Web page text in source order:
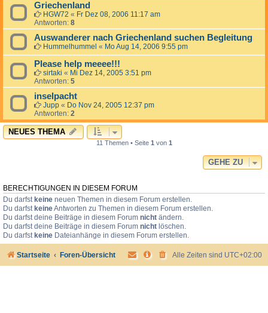
Griechenland
HGW72 « Fr Dez 08, 2006 11:17 am
Antworten: 8
Auswanderer nach Griechenland suchen Begleitung
Hummelhummel « Mo Aug 14, 2006 9:55 pm
Please help meeee!!!
sirtaki « Mi Dez 14, 2005 3:51 pm
Antworten: 5
inselpacht
Jupp « Do Nov 24, 2005 12:37 pm
Antworten: 2
NEUES THEMA
11 Themen • Seite 1 von 1
GEHE ZU
BERECHTIGUNGEN IN DIESEM FORUM
Du darfst keine neuen Themen in diesem Forum erstellen.
Du darfst keineAntworten zu Themen in diesem Forum erstellen.
Du darfst deine Beiträge in diesem Forum nicht ändern.
Du darfst deine Beiträge in diesem Forum nicht löschen.
Du darfst keine Dateianhänge in diesem Forum erstellen.
Startseite Foren-Übersicht Alle Zeiten sind UTC+02:00